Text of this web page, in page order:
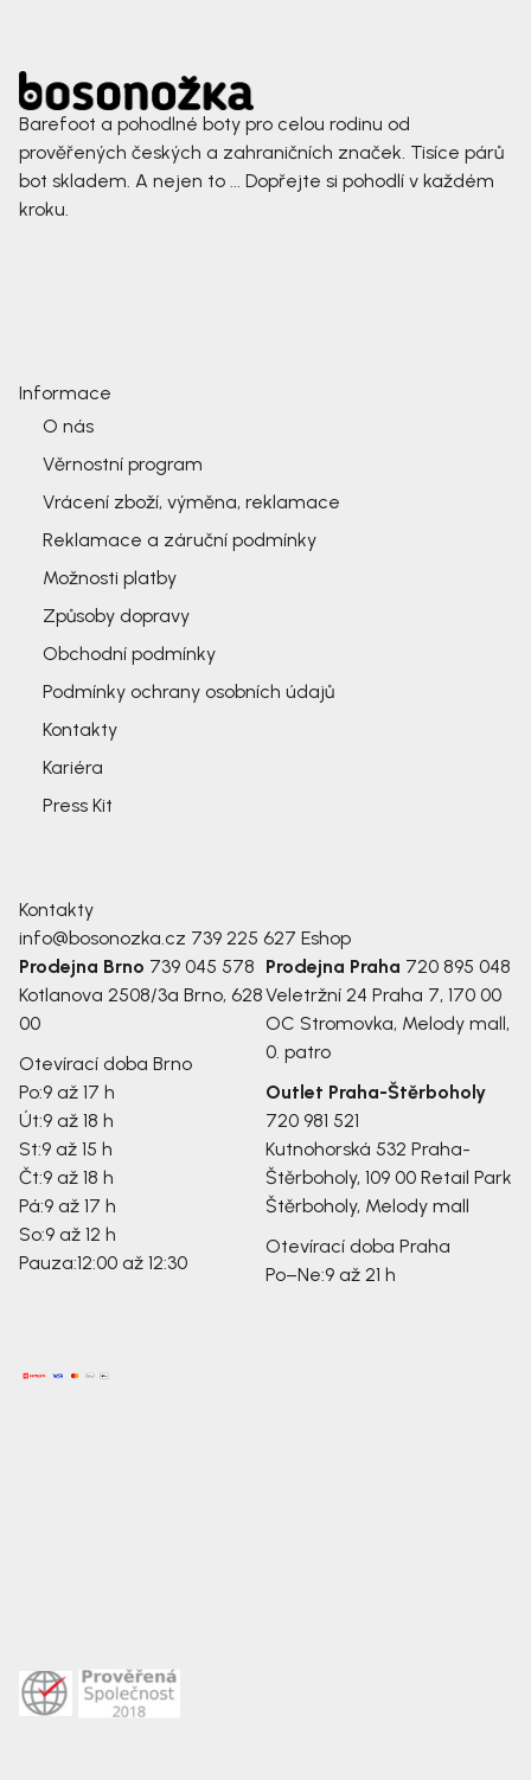
Barefoot a pohodlné boty pro celou rodinu od
prověřených českých a zahraničních značek. Tisíce párů
bot skladem. A nejen to ... Dopřejte si pohodlí v každém
kroku.
Informace
O nás
Věrnostní program
Vrácení zboží, výměna, reklamace
Reklamace a záruční podmínky
Možnosti platby
Způsoby dopravy
Obchodní podmínky
Podmínky ochrany osobních údajů
Kontakty
Kariéra
Press Kit
Kontakty
info@bosonozka.cz 739 225 627 Eshop
Prodejna Brno 739 045 578
Kotlanova 2508/3a Brno, 628
00
Otevírací doba Brno
Po:9 až 17 h
Út:9 až 18 h
St:9 až 15 h
Čt:9 až 18 h
Pá:9 až 17 h
So:9 až 12 h
Pauza:12:00 až 12:30
Prodejna Praha 720 895 048
Veletržní 24 Praha 7, 170 00
OC Stromovka, Melody mall,
0. patro
Outlet Praha-Štěrboholy
720 981 521
Kutnohorská 532 Praha-
Štěrboholy, 109 00 Retail Park
Štěrboholy, Melody mall
Otevírací doba Praha
Po–Ne:9 až 21 h